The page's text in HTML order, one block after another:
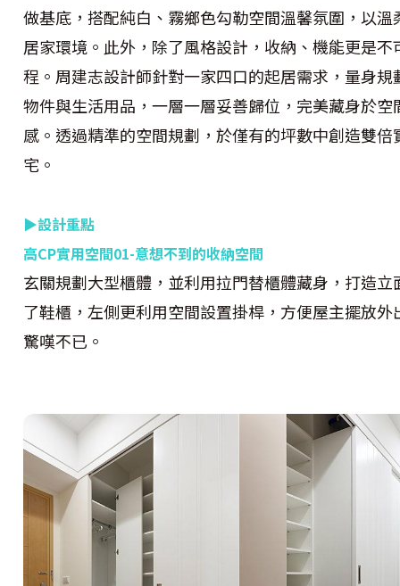
做基底，搭配純白、霧鄉色勾勒空間溫馨氛圍，以
居家環境。此外，除了風格設計，收納、機能更是
程。周建志設計師針對一家四口的起居需求，量身
物件與生活用品，一層一層妥善歸位，完美藏身於
感。透過精準的空間規劃，於僅有的坪數中創造雙
宅。
▶設計重點
高CP實用空間01-意想不到的收納空間
玄關規劃大型櫃體，並利用拉門替櫃體藏身，打造
了鞋櫃，左側更利用空間設置掛桿，方便屋主擺放
驚嘆不已。